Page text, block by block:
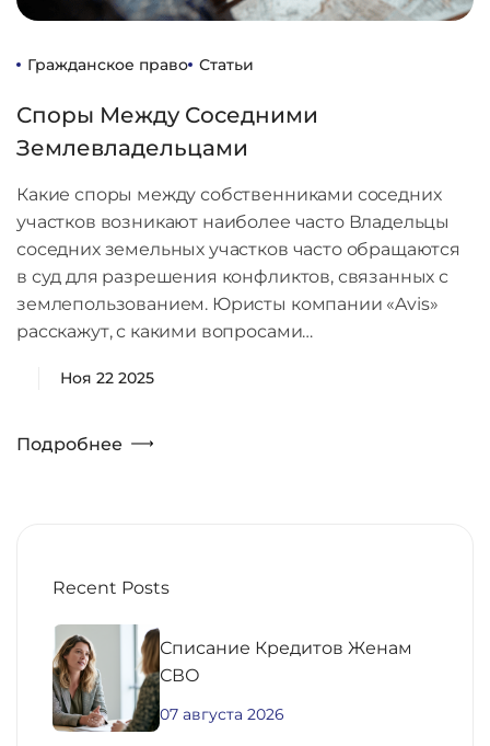
Гражданское право Статьи
Споры Между Соседними
Землевладельцами
Какие споры между собственниками соседних
участков возникают наиболее часто Владельцы
соседних земельных участков часто обращаются
в суд для разрешения конфликтов, связанных с
землепользованием. Юристы компании «Avis»
расскажут, с какими вопросами…
Ноя 22 2025
Подробнее
Recent Posts
Списание Кредитов Женам
СВО
07 августа 2026